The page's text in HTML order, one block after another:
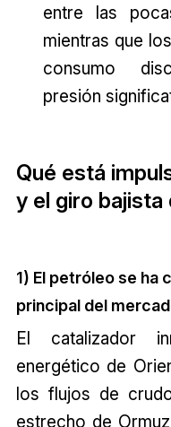
entre las
mientras que
consumo
presión
Qué está
y el giro bajista
1) El petróleo se ha
principal del
El catalizador
energético de
los flujos de
estrecho de